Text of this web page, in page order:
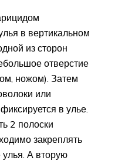
в вертикальном
из сторон
отверстие
ножом). Затем
или
в улье.
2 полоски
закреплять
улья. А вторую